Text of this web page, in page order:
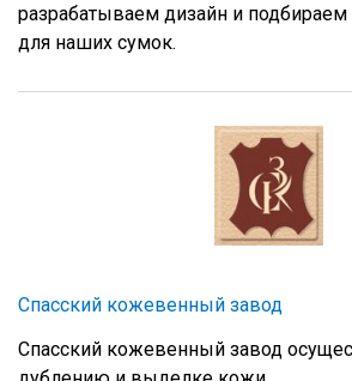
разрабатываем дизайн и
для наших сумок.
Спасский кожевенный завод
Спасский кожевенный завод